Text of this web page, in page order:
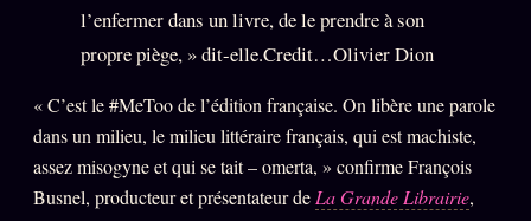
l’enfermer dans un livre, de le prendre à son
propre piège, » dit-elle.Credit…Olivier Dion
« C’est le #MeToo de l’édition française. On libère une parole
dans un milieu, le milieu littéraire français, qui est machiste,
assez misogyne et qui se tait – omerta, » confirme François
Busnel, producteur et présentateur deLa Grande Librairie,